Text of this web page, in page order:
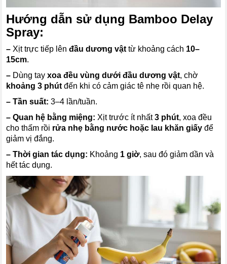
Hướng dẫn sử dụng Bamboo Delay
Spray:
– Xịt trực tiếp lênđầu dương vật từ khoảng cách 10–
15cm.
– Dùng tayxoa đều vùng dưới đầu dương vật, chờ
khoảng 3 phút đến khi có cảm giác tê nhẹ rồi quan hệ.
–Tần suất: 3–4 lần/tuần.
–Quan hệ bằng miệng: Xịt trước ít nhất3 phút, xoa đều
cho thấm rồi rửa nhẹ bằng nước hoặc lau khăn giấy để
giảm vị đắng.
–Thời gian tác dụng: Khoảng 1 giờ, sau đó giảm dần và
hết tác dụng.